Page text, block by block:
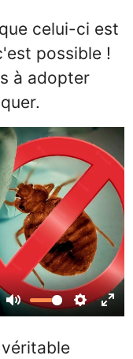
celui-ci est
possible !
à adopter
Mute Settings